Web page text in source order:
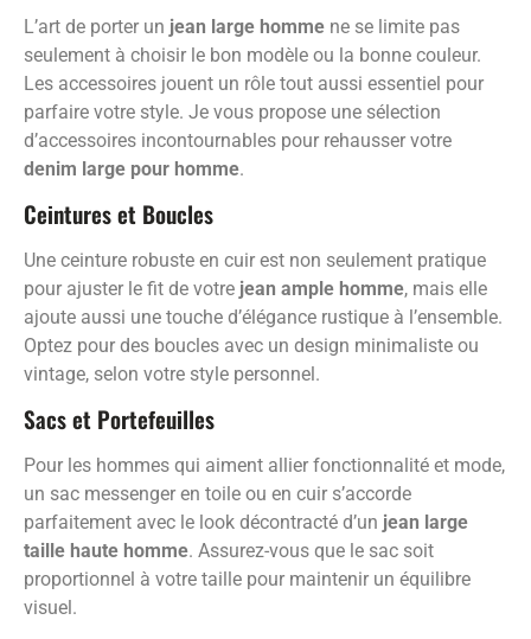
L’art de porter un jean large homme ne se limite pas
seulement à choisir le bon modèle ou la bonne couleur.
Les accessoires jouent un rôle tout aussi essentiel pour
parfaire votre style. Je vous propose une sélection
d’accessoires incontournables pour rehausser votre
denim large pour homme.
Ceintures et Boucles
Une ceinture robuste en cuir est non seulement pratique
pour ajuster le fit de votre jean ample homme, mais elle
ajoute aussi une touche d’élégance rustique à l’ensemble.
Optez pour des boucles avec un design minimaliste ou
vintage, selon votre style personnel.
Sacs et Portefeuilles
Pour les hommes qui aiment allier fonctionnalité et mode,
un sac messenger en toile ou en cuir s’accorde
parfaitement avec le look décontracté d’un jean large
taille haute homme. Assurez-vous que le sac soit
proportionnel à votre taille pour maintenir un équilibre
visuel.